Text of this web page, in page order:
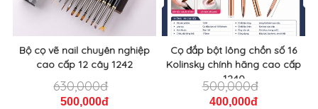
Bộ cọ vẽ nail chuyên nghiệp
cao cấp 12 cây 1242
630,000đ
500,000đ
Cọ đắp bột lông chồn số 16
Kolinsky chính hãng cao cấp
1240
500,000đ
400,000đ